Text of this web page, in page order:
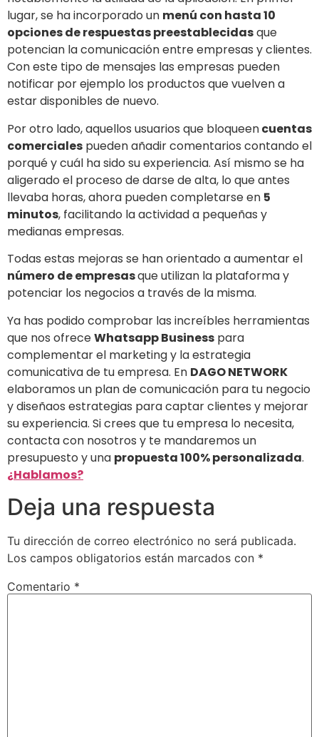
lugar, se ha incorporado un menú con hasta 10
opciones de respuestas preestablecidasque
potencian la comunicación entre empresas y clientes.
Con este tipo de mensajes las empresas pueden
notificar por ejemplo los productos que vuelven a
estar disponibles de nuevo.
Por otro lado, aquellos usuarios que bloqueencuentas
comerciales pueden añadir comentarios contando el
porqué y cuál ha sido su experiencia. Así mismo se ha
aligerado el proceso de darse de alta, lo que antes
llevaba horas, ahora pueden completarse en 5
minutos, facilitando la actividad a pequeñas y
medianas empresas.
Todas estas mejoras se han orientado a aumentar el
número de empresasque utilizan la plataforma y
potenciar los negocios a través de la misma.
Ya has podido comprobar las increíbles herramientas
que nos ofreceWhatsapp Business para
complementar el marketing y la estrategia
comunicativa de tu empresa. En DAGO NETWORK
elaboramos un plan de comunicación para tu negocio
y diseñaos estrategias para captar clientes y mejorar
su experiencia. Si crees que tu empresa lo necesita,
contacta con nosotros y te mandaremos un
presupuesto y una propuesta 100% personalizada.
¿Hablamos?
Deja una respuesta
Tu dirección de correo electrónico no será publicada.
Los campos obligatorios están marcados con *
Comentario *